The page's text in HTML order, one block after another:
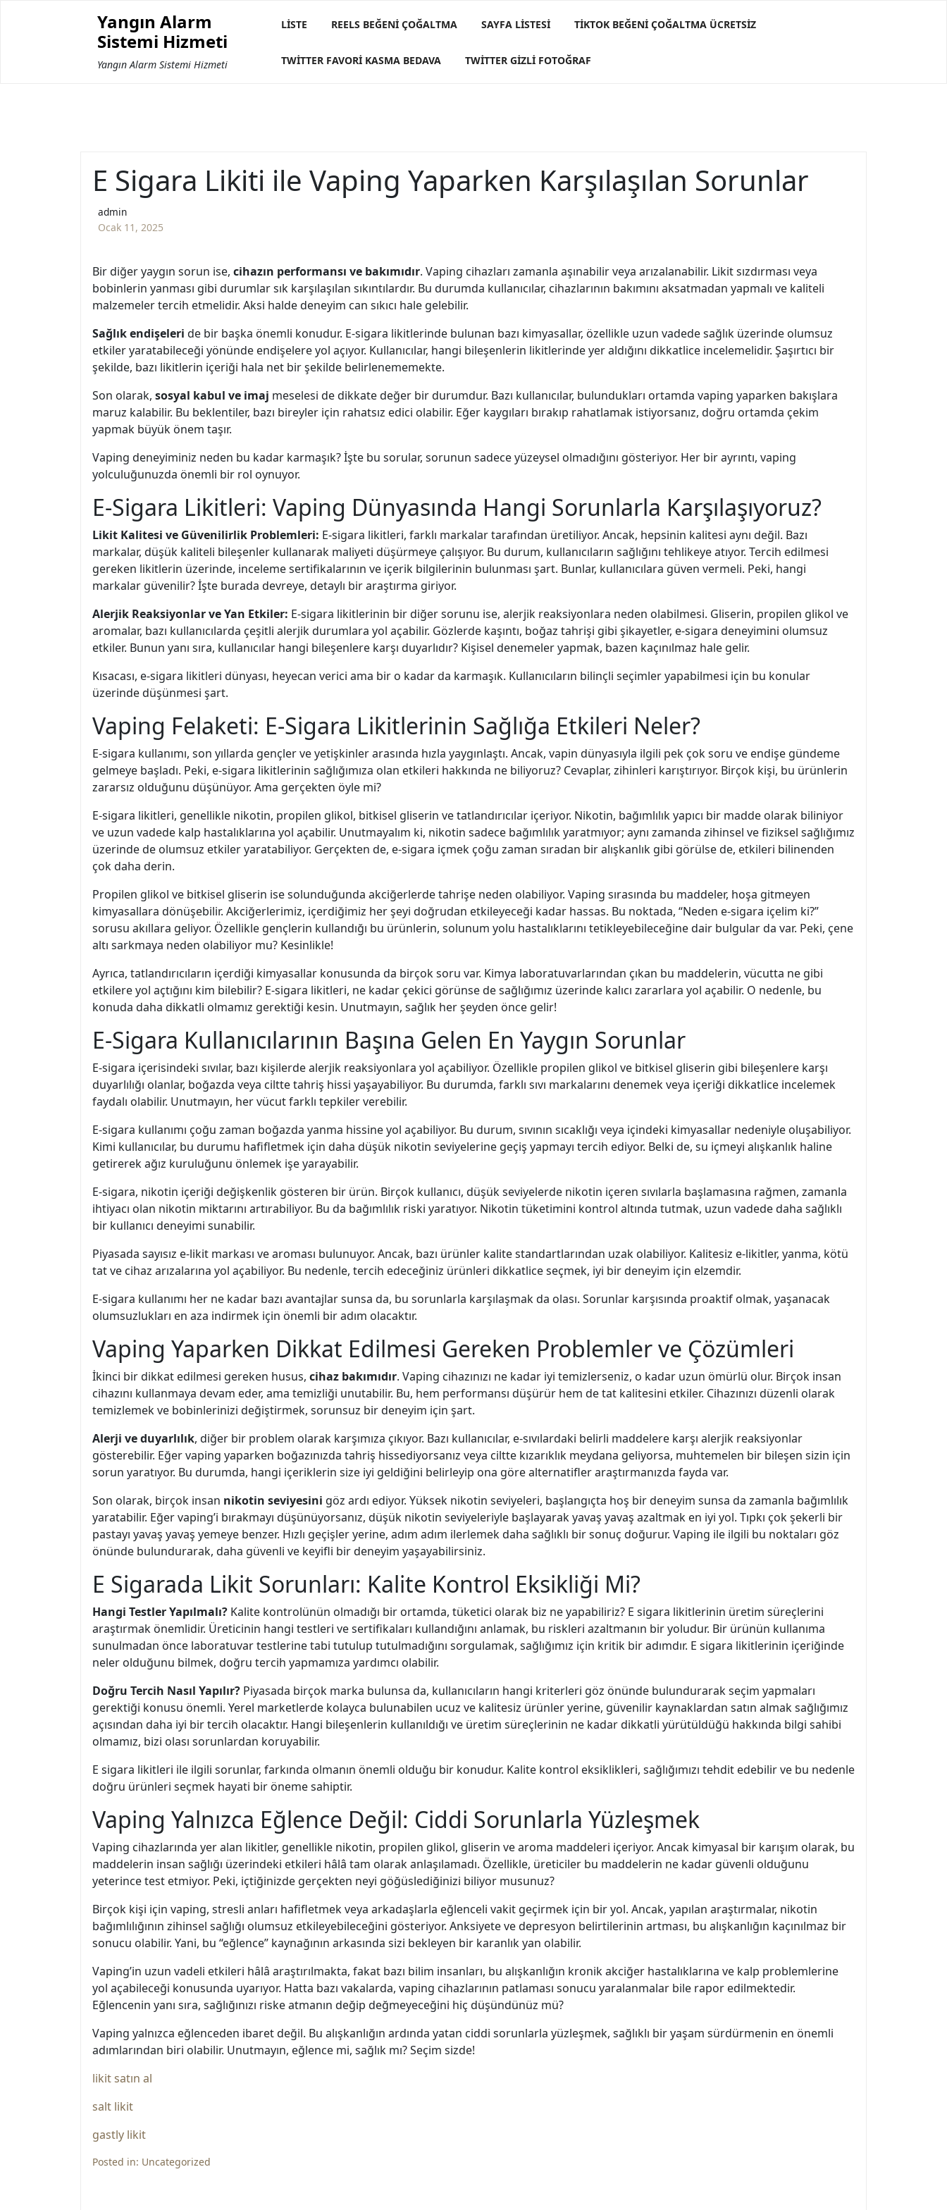
Yangın Alarm
Sistemi Hizmeti
Yangın Alarm Sistemi Hizmeti
LISTE REELS BEĞENI ÇOĞALTMA SAYFA LISTESI TIKTOK BEĞENI ÇOĞALTMA ÜCRETSIZ
TWITTER FAVORI KASMA BEDAVA TWITTER GIZLI FOTOĞRAF
E Sigara Likiti ile Vaping Yaparken Karşılaşılan Sorunlar
admin
Ocak 11, 2025
Bir diğer yaygın sorun ise, cihazın performansı ve bakımıdır. Vaping cihazları zamanla aşınabilir veya arızalanabilir. Likit sızdırması veya
bobinlerin yanması gibi durumlar sık karşılaşılan sıkıntılardır. Bu durumda kullanıcılar, cihazlarının bakımını aksatmadan yapmalı ve kaliteli
malzemeler tercih etmelidir. Aksi halde deneyim can sıkıcı hale gelebilir.
Sağlık endişeleri de bir başka önemli konudur. E-sigara likitlerinde bulunan bazı kimyasallar, özellikle uzun vadede sağlık üzerinde olumsuz
etkiler yaratabileceği yönünde endişelere yol açıyor. Kullanıcılar, hangi bileşenlerin likitlerinde yer aldığını dikkatlice incelemelidir. Şaşırtıcı bir
şekilde, bazı likitlerin içeriği hala net bir şekilde belirlenememekte.
Son olarak, sosyal kabul ve imaj meselesi de dikkate değer bir durumdur. Bazı kullanıcılar, bulundukları ortamda vaping yaparken bakışlara
maruz kalabilir. Bu beklentiler, bazı bireyler için rahatsız edici olabilir. Eğer kaygıları bırakıp rahatlamak istiyorsanız, doğru ortamda çekim
yapmak büyük önem taşır.
Vaping deneyiminiz neden bu kadar karmaşık? İşte bu sorular, sorunun sadece yüzeysel olmadığını gösteriyor. Her bir ayrıntı, vaping
yolculuğunuzda önemli bir rol oynuyor.
E-Sigara Likitleri: Vaping Dünyasında Hangi Sorunlarla Karşılaşıyoruz?
Likit Kalitesi ve Güvenilirlik Problemleri: E-sigara likitleri, farklı markalar tarafından üretiliyor. Ancak, hepsinin kalitesi aynı değil. Bazı
markalar, düşük kaliteli bileşenler kullanarak maliyeti düşürmeye çalışıyor. Bu durum, kullanıcıların sağlığını tehlikeye atıyor. Tercih edilmesi
gereken likitlerin üzerinde, inceleme sertifikalarının ve içerik bilgilerinin bulunması şart. Bunlar, kullanıcılara güven vermeli. Peki, hangi
markalar güvenilir? İşte burada devreye, detaylı bir araştırma giriyor.
Alerjik Reaksiyonlar ve Yan Etkiler: E-sigara likitlerinin bir diğer sorunu ise, alerjik reaksiyonlara neden olabilmesi. Gliserin, propilen glikol ve
aromalar, bazı kullanıcılarda çeşitli alerjik durumlara yol açabilir. Gözlerde kaşıntı, boğaz tahrişi gibi şikayetler, e-sigara deneyimini olumsuz
etkiler. Bunun yanı sıra, kullanıcılar hangi bileşenlere karşı duyarlıdır? Kişisel denemeler yapmak, bazen kaçınılmaz hale gelir.
Kısacası, e-sigara likitleri dünyası, heyecan verici ama bir o kadar da karmaşık. Kullanıcıların bilinçli seçimler yapabilmesi için bu konular
üzerinde düşünmesi şart.
Vaping Felaketi: E-Sigara Likitlerinin Sağlığa Etkileri Neler?
E-sigara kullanımı, son yıllarda gençler ve yetişkinler arasında hızla yaygınlaştı. Ancak, vapin dünyasıyla ilgili pek çok soru ve endişe gündeme
gelmeye başladı. Peki, e-sigara likitlerinin sağlığımıza olan etkileri hakkında ne biliyoruz? Cevaplar, zihinleri karıştırıyor. Birçok kişi, bu ürünlerin
zararsız olduğunu düşünüyor. Ama gerçekten öyle mi?
E-sigara likitleri, genellikle nikotin, propilen glikol, bitkisel gliserin ve tatlandırıcılar içeriyor. Nikotin, bağımlılık yapıcı bir madde olarak biliniyor
ve uzun vadede kalp hastalıklarına yol açabilir. Unutmayalım ki, nikotin sadece bağımlılık yaratmıyor; aynı zamanda zihinsel ve fiziksel sağlığımız
üzerinde de olumsuz etkiler yaratabiliyor. Gerçekten de, e-sigara içmek çoğu zaman sıradan bir alışkanlık gibi görülse de, etkileri bilinenden
çok daha derin.
Propilen glikol ve bitkisel gliserin ise solunduğunda akciğerlerde tahrişe neden olabiliyor. Vaping sırasında bu maddeler, hoşa gitmeyen
kimyasallara dönüşebilir. Akciğerlerimiz, içerdiğimiz her şeyi doğrudan etkileyeceği kadar hassas. Bu noktada, “Neden e-sigara içelim ki?”
sorusu akıllara geliyor. Özellikle gençlerin kullandığı bu ürünlerin, solunum yolu hastalıklarını tetikleyebileceğine dair bulgular da var. Peki, çene
altı sarkmaya neden olabiliyor mu? Kesinlikle!
Ayrıca, tatlandırıcıların içerdiği kimyasallar konusunda da birçok soru var. Kimya laboratuvarlarından çıkan bu maddelerin, vücutta ne gibi
etkilere yol açtığını kim bilebilir? E-sigara likitleri, ne kadar çekici görünse de sağlığımız üzerinde kalıcı zararlara yol açabilir. O nedenle, bu
konuda daha dikkatli olmamız gerektiği kesin. Unutmayın, sağlık her şeyden önce gelir!
E-Sigara Kullanıcılarının Başına Gelen En Yaygın Sorunlar
E-sigara içerisindeki sıvılar, bazı kişilerde alerjik reaksiyonlara yol açabiliyor. Özellikle propilen glikol ve bitkisel gliserin gibi bileşenlere karşı
duyarlılığı olanlar, boğazda veya ciltte tahriş hissi yaşayabiliyor. Bu durumda, farklı sıvı markalarını denemek veya içeriği dikkatlice incelemek
faydalı olabilir. Unutmayın, her vücut farklı tepkiler verebilir.
E-sigara kullanımı çoğu zaman boğazda yanma hissine yol açabiliyor. Bu durum, sıvının sıcaklığı veya içindeki kimyasallar nedeniyle oluşabiliyor.
Kimi kullanıcılar, bu durumu hafifletmek için daha düşük nikotin seviyelerine geçiş yapmayı tercih ediyor. Belki de, su içmeyi alışkanlık haline
getirerek ağız kuruluğunu önlemek işe yarayabilir.
E-sigara, nikotin içeriği değişkenlik gösteren bir ürün. Birçok kullanıcı, düşük seviyelerde nikotin içeren sıvılarla başlamasına rağmen, zamanla
ihtiyacı olan nikotin miktarını artırabiliyor. Bu da bağımlılık riski yaratıyor. Nikotin tüketimini kontrol altında tutmak, uzun vadede daha sağlıklı
bir kullanıcı deneyimi sunabilir.
Piyasada sayısız e-likit markası ve aroması bulunuyor. Ancak, bazı ürünler kalite standartlarından uzak olabiliyor. Kalitesiz e-likitler, yanma, kötü
tat ve cihaz arızalarına yol açabiliyor. Bu nedenle, tercih edeceğiniz ürünleri dikkatlice seçmek, iyi bir deneyim için elzemdir.
E-sigara kullanımı her ne kadar bazı avantajlar sunsa da, bu sorunlarla karşılaşmak da olası. Sorunlar karşısında proaktif olmak, yaşanacak
olumsuzlukları en aza indirmek için önemli bir adım olacaktır.
Vaping Yaparken Dikkat Edilmesi Gereken Problemler ve Çözümleri
İkinci bir dikkat edilmesi gereken husus, cihaz bakımıdır. Vaping cihazınızı ne kadar iyi temizlerseniz, o kadar uzun ömürlü olur. Birçok insan
cihazını kullanmaya devam eder, ama temizliği unutabilir. Bu, hem performansı düşürür hem de tat kalitesini etkiler. Cihazınızı düzenli olarak
temizlemek ve bobinlerinizi değiştirmek, sorunsuz bir deneyim için şart.
Alerji ve duyarlılık, diğer bir problem olarak karşımıza çıkıyor. Bazı kullanıcılar, e-sıvılardaki belirli maddelere karşı alerjik reaksiyonlar
gösterebilir. Eğer vaping yaparken boğazınızda tahriş hissediyorsanız veya ciltte kızarıklık meydana geliyorsa, muhtemelen bir bileşen sizin için
sorun yaratıyor. Bu durumda, hangi içeriklerin size iyi geldiğini belirleyip ona göre alternatifler araştırmanızda fayda var.
Son olarak, birçok insan nikotin seviyesini göz ardı ediyor. Yüksek nikotin seviyeleri, başlangıçta hoş bir deneyim sunsa da zamanla bağımlılık
yaratabilir. Eğer vaping’i bırakmayı düşünüyorsanız, düşük nikotin seviyeleriyle başlayarak yavaş yavaş azaltmak en iyi yol. Tıpkı çok şekerli bir
pastayı yavaş yavaş yemeye benzer. Hızlı geçişler yerine, adım adım ilerlemek daha sağlıklı bir sonuç doğurur. Vaping ile ilgili bu noktaları göz
önünde bulundurarak, daha güvenli ve keyifli bir deneyim yaşayabilirsiniz.
E Sigarada Likit Sorunları: Kalite Kontrol Eksikliği Mi?
Hangi Testler Yapılmalı? Kalite kontrolünün olmadığı bir ortamda, tüketici olarak biz ne yapabiliriz? E sigara likitlerinin üretim süreçlerini
araştırmak önemlidir. Üreticinin hangi testleri ve sertifikaları kullandığını anlamak, bu riskleri azaltmanın bir yoludur. Bir ürünün kullanıma
sunulmadan önce laboratuvar testlerine tabi tutulup tutulmadığını sorgulamak, sağlığımız için kritik bir adımdır. E sigara likitlerinin içeriğinde
neler olduğunu bilmek, doğru tercih yapmamıza yardımcı olabilir.
Doğru Tercih Nasıl Yapılır? Piyasada birçok marka bulunsa da, kullanıcıların hangi kriterleri göz önünde bulundurarak seçim yapmaları
gerektiği konusu önemli. Yerel marketlerde kolayca bulunabilen ucuz ve kalitesiz ürünler yerine, güvenilir kaynaklardan satın almak sağlığımız
açısından daha iyi bir tercih olacaktır. Hangi bileşenlerin kullanıldığı ve üretim süreçlerinin ne kadar dikkatli yürütüldüğü hakkında bilgi sahibi
olmamız, bizi olası sorunlardan koruyabilir.
E sigara likitleri ile ilgili sorunlar, farkında olmanın önemli olduğu bir konudur. Kalite kontrol eksiklikleri, sağlığımızı tehdit edebilir ve bu nedenle
doğru ürünleri seçmek hayati bir öneme sahiptir.
Vaping Yalnızca Eğlence Değil: Ciddi Sorunlarla Yüzleşmek
Vaping cihazlarında yer alan likitler, genellikle nikotin, propilen glikol, gliserin ve aroma maddeleri içeriyor. Ancak kimyasal bir karışım olarak, bu
maddelerin insan sağlığı üzerindeki etkileri hâlâ tam olarak anlaşılamadı. Özellikle, üreticiler bu maddelerin ne kadar güvenli olduğunu
yeterince test etmiyor. Peki, içtiğinizde gerçekten neyi göğüslediğinizi biliyor musunuz?
Birçok kişi için vaping, stresli anları hafifletmek veya arkadaşlarla eğlenceli vakit geçirmek için bir yol. Ancak, yapılan araştırmalar, nikotin
bağımlılığının zihinsel sağlığı olumsuz etkileyebileceğini gösteriyor. Anksiyete ve depresyon belirtilerinin artması, bu alışkanlığın kaçınılmaz bir
sonucu olabilir. Yani, bu “eğlence” kaynağının arkasında sizi bekleyen bir karanlık yan olabilir.
Vaping’in uzun vadeli etkileri hâlâ araştırılmakta, fakat bazı bilim insanları, bu alışkanlığın kronik akciğer hastalıklarına ve kalp problemlerine
yol açabileceği konusunda uyarıyor. Hatta bazı vakalarda, vaping cihazlarının patlaması sonucu yaralanmalar bile rapor edilmektedir.
Eğlencenin yanı sıra, sağlığınızı riske atmanın değip değmeyeceğini hiç düşündünüz mü?
Vaping yalnızca eğlenceden ibaret değil. Bu alışkanlığın ardında yatan ciddi sorunlarla yüzleşmek, sağlıklı bir yaşam sürdürmenin en önemli
adımlarından biri olabilir. Unutmayın, eğlence mi, sağlık mı? Seçim sizde!
likit satın al
salt likit
gastly likit
Posted in: Uncategorized